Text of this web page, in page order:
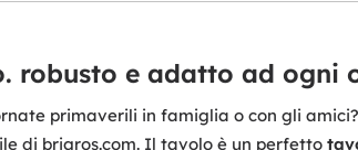
robusto e adatto ad ogni
primaverili in famiglia o con gli
di brigros.com. Il tavolo è un perfetto